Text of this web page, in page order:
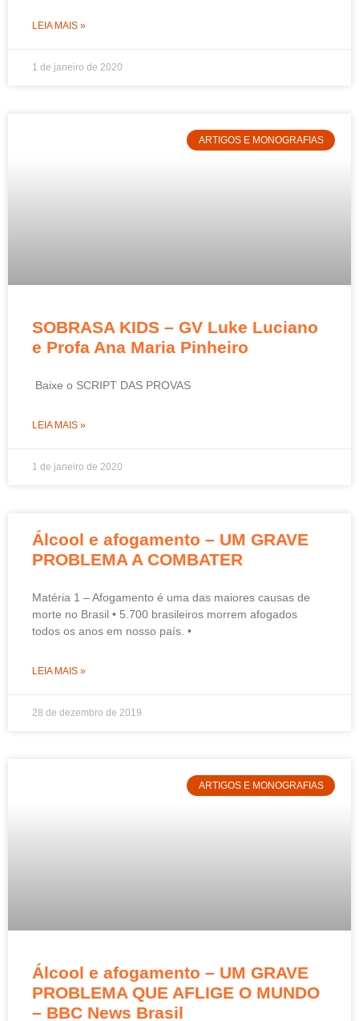
LEIA MAIS »
1 de janeiro de 2020
ARTIGOS E MONOGRAFIAS
SOBRASA KIDS – GV Luke Luciano
e Profa Ana Maria Pinheiro
Baixe o SCRIPT DAS PROVAS
LEIA MAIS »
1 de janeiro de 2020
Álcool e afogamento – UM GRAVE
PROBLEMA A COMBATER
Matéria 1 – Afogamento é uma das maiores causas de
morte no Brasil • 5.700 brasileiros morrem afogados
todos os anos em nosso país. •
LEIA MAIS »
28 de dezembro de 2019
ARTIGOS E MONOGRAFIAS
Álcool e afogamento – UM GRAVE
PROBLEMA QUE AFLIGE O MUNDO
– BBC News Brasil